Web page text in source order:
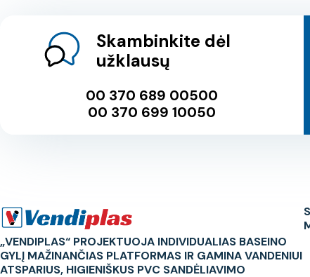
Skambinkite dėl
užklausų
00 370 689 00500
00 370 699 10050
„VENDIPLAS“ PROJEKTUOJA INDIVIDUALIAS BASEINO
GYLĮ MAŽINANČIAS PLATFORMAS IR GAMINA VANDENIUI
ATSPARIUS, HIGIENIŠKUS PVC SANDĖLIAVIMO